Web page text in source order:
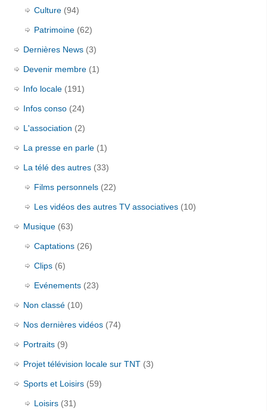
Culture (94)
Patrimoine (62)
Dernières News (3)
Devenir membre (1)
Info locale (191)
Infos conso (24)
L'association (2)
La presse en parle (1)
La télé des autres (33)
Films personnels (22)
Les vidéos des autres TV associatives (10)
Musique (63)
Captations (26)
Clips (6)
Evénements (23)
Non classé (10)
Nos dernières vidéos (74)
Portraits (9)
Projet télévision locale sur TNT (3)
Sports et Loisirs (59)
Loisirs (31)